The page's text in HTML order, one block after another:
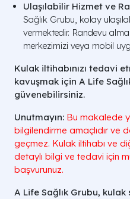
Ulaşılabilir Hizmet ve
Sağlık Grubu, kolay
vermektedir. Randevu
merkezimizi veya mobil
Kulak iltihabınızı tedavi
kavuşmak için A Life
güvenebilirsiniz.
Unutmayın: Bu makalede
bilgilendirme amaçlıdır ve
geçmez. Kulak iltihabı ve
detaylı bilgi ve tedavi için
başvurunuz.
A Life Sağlık Grubu, kulak